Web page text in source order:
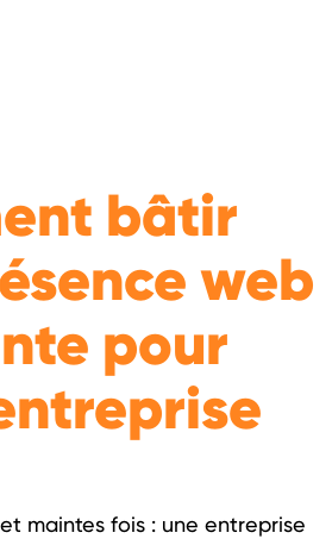
bâtir
web
pour
maintes fois : une entreprise